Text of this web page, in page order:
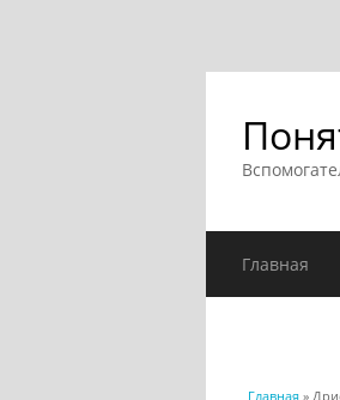
Главная
Главная »